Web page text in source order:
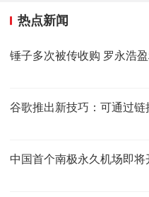
热点新闻
锤子多次被传收购 罗永浩
谷歌推出新技巧：可通过
中国首个南极永久机场即将